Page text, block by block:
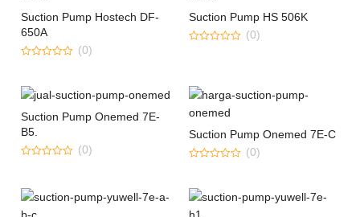
Suction Pump Hostech DF-
650A
of
5
(0)
Suction Pump HS 506K
(0)
Suction Pump Onemed 7E-
B5.
5
(0)
Suction Pump Onemed 7E-C
of
5
(0)